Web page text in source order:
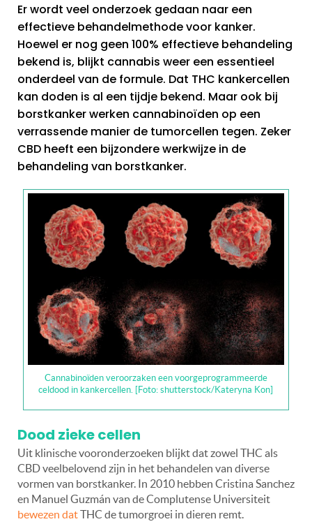
Er wordt veel onderzoek gedaan naar een
effectieve behandelmethode voor kanker.
Hoewel er nog geen 100% effectieve behandeling
bekend is, blijkt cannabis weer een essentieel
onderdeel van de formule. Dat THC kankercellen
kan doden is al een tijdje bekend. Maar ook bij
borstkanker werken cannabinoïden op een
verrassende manier de tumorcellen tegen. Zeker
CBD heeft een bijzondere werkwijze in de
behandeling van borstkanker.
Cannabinoïden veroorzaken een voorgeprogrammeerde
celdood in kankercellen. [Foto: shutterstock/Kateryna Kon]
Dood zieke cellen
Uit klinische vooronderzoeken blijkt dat zowel THC als
CBD veelbelovend zijn in het behandelen van diverse
vormen van borstkanker. In 2010 hebben Cristina Sanchez
en Manuel Guzmán van de Complutense Universiteit
bewezen datTHC de tumorgroei in dieren remt.